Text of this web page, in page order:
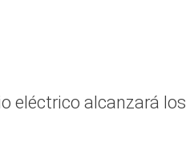
eléctrico alcanzará los